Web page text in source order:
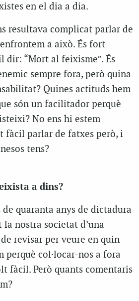
en el dia a dia.
resultava complicat parlar de
a això. És fort
dir: “Mort al feixisme”. És
sempre fora, però quina
Quines actituds hem
són un facilitador perquè
No ens hi estem
fàcil parlar de fatxes però, i
tens?
a dins?
de quaranta anys de dictadura
nostra societat d’una
revisar per veure en quin
perquè col·locar-nos a fora
fàcil. Però quants comentaris